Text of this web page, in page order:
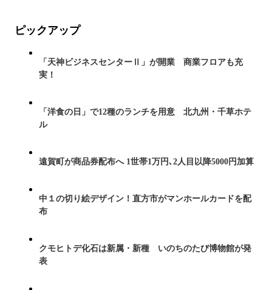
ピックアップ
「天神ビジネスセンターⅡ」が開業 商業フロアも充
実！
「洋食の日」で12種のランチを用意 北九州・千草ホテ
ル
遠賀町が商品券配布へ 1世帯1万円､2人目以降5000円加算
中１の切り絵デザイン！直方市がマンホールカードを配
布
クモヒトデ化石は新属・新種 いのちのたび博物館が発
表